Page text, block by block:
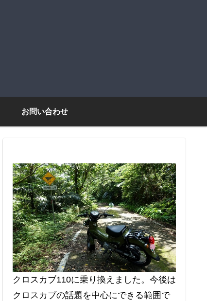
お問い合わせ
クロスカブ110に乗り換えました。今後は
クロスカブの話題を中心にできる範囲で